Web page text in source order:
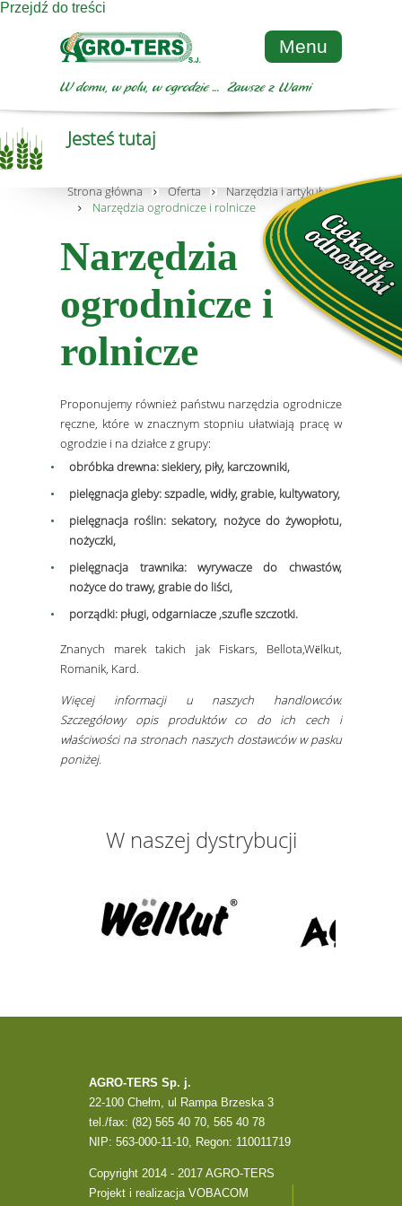
Przejdź do treści
Menu
Jesteś tutaj
Strona główna Oferta
Narzędzia i artykuły metalowe
Narzędzia ogrodnicze i rolnicze
Narzędzia
ogrodnicze i
rolnicze
Proponujemy również państwu narzędzia ogrodnicze
ręczne, które w znacznym stopniu ułatwiają pracę w
ogrodzie i na działce z grupy:
obróbka drewna: siekiery, piły, karczowniki,
pielęgnacja gleby: szpadle, widły, grabie, kultywatory,
pielęgnacja roślin: sekatory, nożyce do żywopłotu,
nożyczki,
pielęgnacja trawnika: wyrywacze do chwastów,
nożyce do trawy, grabie do liści,
porządki: pługi, odgarniacze ,szufle szczotki.
Znanych marek takich jak Fiskars, Bellota,Wëlkut,
Romanik, Kard.
Więcej informacji u naszych handlowców.
Szczegółowy opis produktów co do ich cech i
właściwości na stronach naszych dostawców w pasku
poniżej.
W naszej dystrybucji
AGRO-TERS Sp. j.
22-100 Chełm, ul Rampa Brzeska 3
tel./fax: (82) 565 40 70, 565 40 78
NIP: 563-000-11-10, Regon: 110011719
Copyright 2014 - 2017 AGRO-TERS
Projekt i realizacja VOBACOM